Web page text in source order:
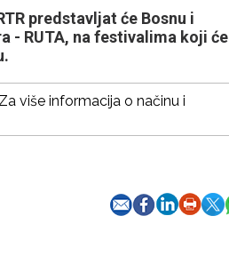
predstavljat će Bosnu i
- RUTA, na festivalima koji će
više informacija o načinu i